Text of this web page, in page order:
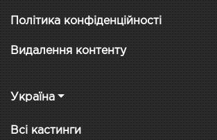
Політика конфіденційності
Видалення контенту
Україна
Всі кастинги